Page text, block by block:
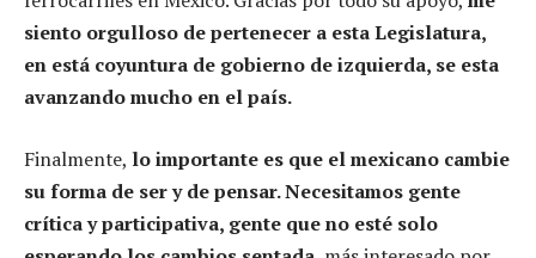
siento orgulloso de pertenecer a esta Legislatura,
en está coyuntura de gobierno de izquierda, se esta
avanzando mucho en el país.
Finalmente, lo importante es que el mexicano cambie
su forma de ser y de pensar. Necesitamos gente
crítica y participativa, gente que no esté solo